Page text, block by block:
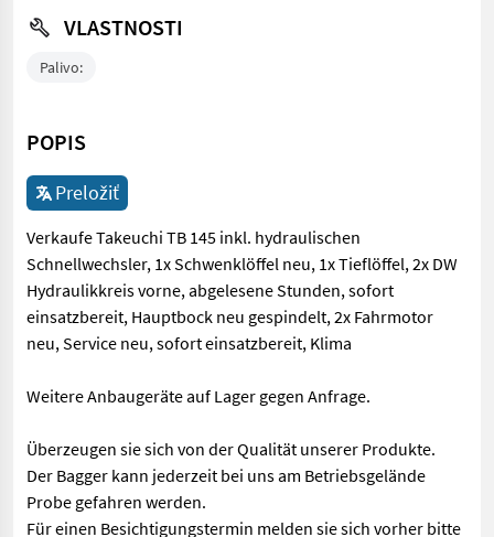
VLASTNOSTI
Palivo:
POPIS
Preložiť
Verkaufe Takeuchi TB 145 inkl. hydraulischen
Schnellwechsler, 1x Schwenklöffel neu, 1x Tieflöffel, 2x DW
Hydraulikkreis vorne, abgelesene Stunden, sofort
einsatzbereit, Hauptbock neu gespindelt, 2x Fahrmotor
neu, Service neu, sofort einsatzbereit, Klima
Weitere Anbaugeräte auf Lager gegen Anfrage.
Überzeugen sie sich von der Qualität unserer Produkte.
Der Bagger kann jederzeit bei uns am Betriebsgelände
Probe gefahren werden.
Für einen Besichtigungstermin melden sie sich vorher bitte